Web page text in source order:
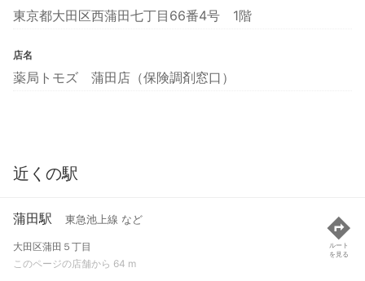
東京都大田区西蒲田七丁目66番4号 1階
店名
薬局トモズ 蒲田店（保険調剤窓口）
近くの駅
蒲田駅 東急池上線 など
大田区蒲田５丁目
このページの店舗から 64 m
ルート
を見る